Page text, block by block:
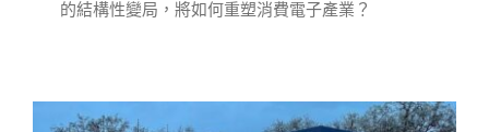
的結構性變局，將如何重塑消費電子產業？